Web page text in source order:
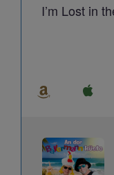
I’m Lost in